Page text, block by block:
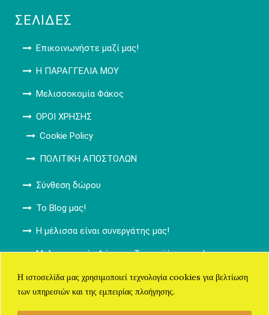
Η ιστοσελίδα μας χρησιμοποιεί τεχνολογία cookies για βελτίωση
των υπηρεσιών και της εμπειρίας πλοήγησης.
ΣΕΛΊΔΕΣ
Επικοινωνήστε μαζί μας!
Η ΠΑΡΑΓΓΕΛΙΑ ΜΟΥ
Μελισσοκομία Φάκος
ΟΡΟΙ ΧΡΗΣΗΣ
Cookie Policy
ΠΟΛΙΤΙΚΗ ΑΠΟΣΤΟΛΩΝ
Σύνθεση δώρου
Το Blog μας!
Η μέλισσα είναι συνεργάτης μας!
Μελισσοκομία Φάκος – Τα προϊόντα μας!
ΚΑΛΑΘΙ ΑΓΟΡΩΝ